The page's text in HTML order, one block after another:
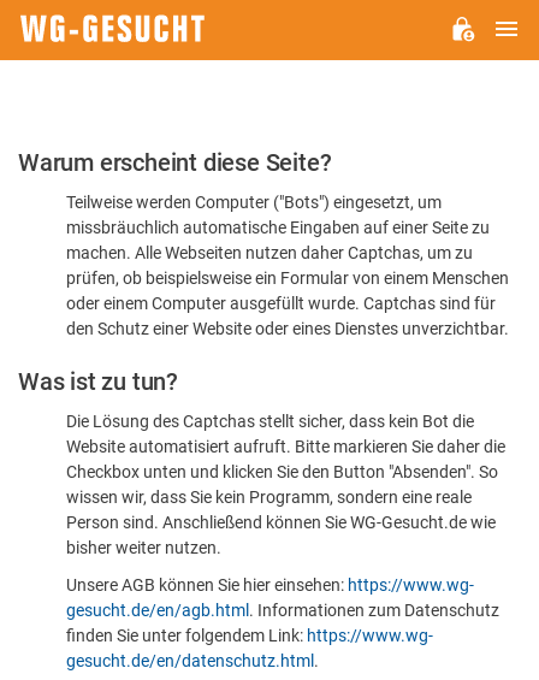
Bitte
dass
sind
Warum erscheint diese Seite?
Teilweise werden Computer ("Bots") eingesetzt, um
missbräuchlich automatische Eingaben auf einer Seite zu
machen. Alle Webseiten nutzen daher Captchas, um zu
prüfen, ob beispielsweise ein Formular von einem Menschen
oder einem Computer ausgefüllt wurde. Captchas sind für
den Schutz einer Website oder eines Dienstes unverzichtbar.
Was ist zu tun?
Die Lösung des Captchas stellt sicher, dass kein Bot die
Website automatisiert aufruft. Bitte markieren Sie daher die
Checkbox unten und klicken Sie den Button "Absenden". So
wissen wir, dass Sie kein Programm, sondern eine reale
Person sind. Anschließend können Sie WG-Gesucht.de wie
bisher weiter nutzen.
Unsere AGB können Sie hier einsehen: https://www.wg-
gesucht.de/en/agb.html . Informationen zum Datenschutz
finden Sie unter folgendem Link: https://www.wg-
gesucht.de/en/datenschutz.html .